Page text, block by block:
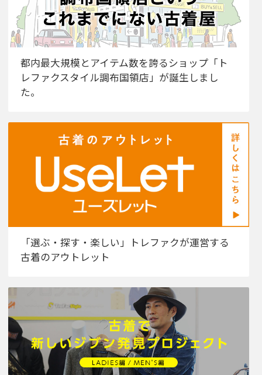
都内最大規模とアイテム数を誇るショップ「ト
レファクスタイル調布国領店」が誕生しまし
た。
「選ぶ・探す・楽しい」トレファクが運営する
古着のアウトレット